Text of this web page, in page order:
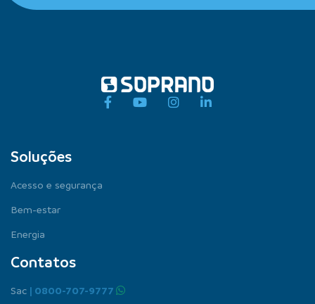
Soluções
Acesso e segurança
Bem-estar
Energia
Contatos
Sac | 0800-707-9777